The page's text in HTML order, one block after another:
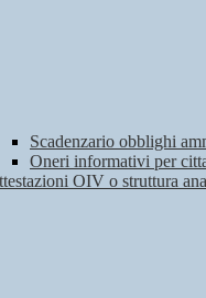
Scadenzario obblighi
Oneri informativi per
OIV o struttura